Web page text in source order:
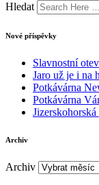
Hledat
Nové příspěvky
Slavnostní
Jaro už je i na
Potkávárna
Potkávárna
Jizerskohorská
Archiv
Archiv